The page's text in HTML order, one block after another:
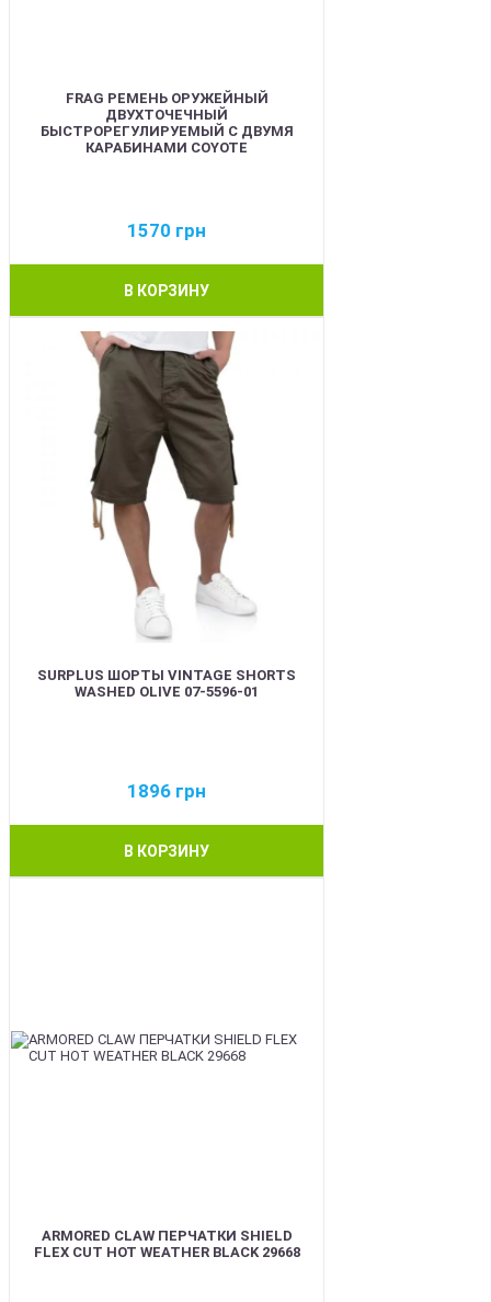
FRAG РЕМЕНЬ ОРУЖЕЙНЫЙ
ДВУХТОЧЕЧНЫЙ
БЫСТРОРЕГУЛИРУЕМЫЙ С ДВУМЯ
КАРАБИНАМИ COYOTE
1570 грн
В КОРЗИНУ
SURPLUS ШОРТЫ VINTAGE SHORTS
WASHED OLIVE 07-5596-01
1896 грн
В КОРЗИНУ
ARMORED CLAW ПЕРЧАТКИ SHIELD
FLEX CUT HOT WEATHER BLACK 29668